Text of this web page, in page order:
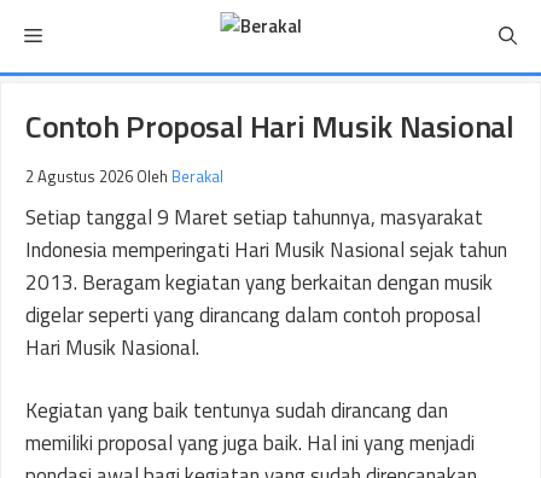
isi
Menu
Contoh Proposal Hari Musik Nasional
2 Agustus 2026 Oleh Berakal
Setiap tanggal 9 Maret setiap tahunnya, masyarakat
Indonesia memperingati Hari Musik Nasional sejak tahun
2013. Beragam kegiatan yang berkaitan dengan musik
digelar seperti yang dirancang dalam contoh proposal
Hari Musik Nasional.
Kegiatan yang baik tentunya sudah dirancang dan
memiliki proposal yang juga baik. Hal ini yang menjadi